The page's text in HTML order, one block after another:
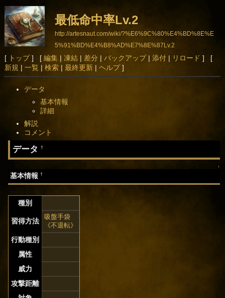
最低命中率Lv.2
http://artesnaut.com/wiki/?%E6%9C%80%E4%BD%8E%E
5%91%BD%E4%B8%AD%E7%8E%87Lv.2
[ トップ] [ 編集| 凍結| 差分 | バックアップ| 添付| リロード ] [
新規 | 一覧 | 検索| 最終更新| ヘルプ]
データ
基本情報
詳細
解説
コメント
データ†
↑
基本情報†
種別
習得方法
吸盤手袋
《不退転》
行動種別
属性
威力
攻撃距離